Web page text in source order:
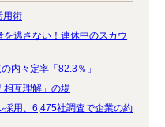
用術
逃さない！連休中のスカウ
内々定率「82.3％」
相互理解」の場
採用、6,475社調査で企業の約